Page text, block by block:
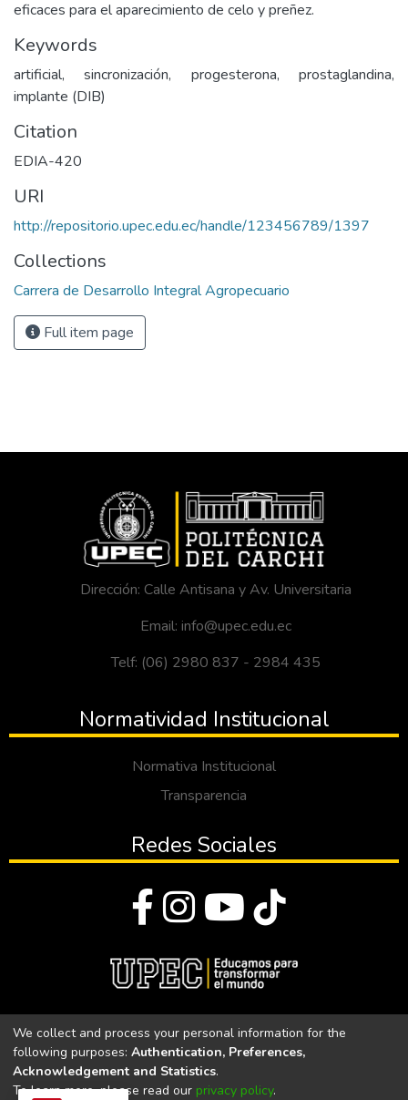
eficaces para el aparecimiento de celo y preñez.
Keywords
artificial, sincronización, progesterona, prostaglandina,
implante (DIB)
Citation
EDIA-420
URI
http://repositorio.upec.edu.ec/handle/123456789/1397
Collections
Carrera de Desarrollo Integral Agropecuario
Full item page
Dirección: Calle Antisana y Av. Universitaria
Email: info@upec.edu.ec
Telf: (06) 2980 837 - 2984 435
Normatividad Institucional
Normativa Institucional
Transparencia
Redes Sociales
Universidad Politécnica Estatal del Carchi
We collect and process your personal information for the
following purposes: Authentication, Preferences,
Acknowledgement and Statistics.
To learn more, please read our privacy policy.